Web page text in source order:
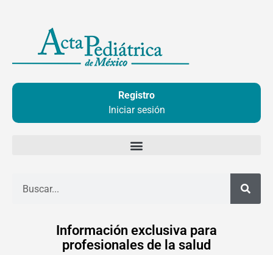
contenido
Registro
Iniciar sesión
Información exclusiva para
profesionales de la salud